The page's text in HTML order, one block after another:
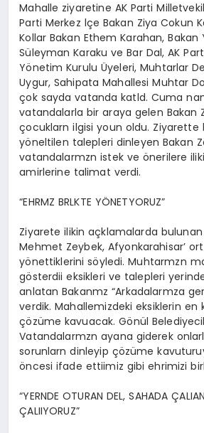
TEKNOLOJI
Mahalle ziyaretine AK Parti
Parti Merkez lçe Bakan Ziya Cokun
Kollar Bakan Ethem Karahan,
Süleyman Karaku ve Bar Dal, AK
Yönetim Kurulu Üyeleri, Muhtarlar
Uygur, Sahipata Mahallesi Muhtar
çok sayda vatanda katld. Cuma
vatandalarla bir araya gelen Bakan
çocuklarn ilgisi youn oldu. Ziyarette
yöneltilen talepleri dinleyen Bakan
vatandalarmzn istek ve önerilere
amirlerine talimat verdi.
“EHRMZ BRLKTE YÖNETYORUZ”
Ziyarete ilikin açklamalarda
Mehmet Zeybek, Afyonkarahisar’
yönettiklerini söyledi. Muhtarmzn
gösterdii eksikleri ve talepleri
anlatan Bakanmz “Arkadalarmza
verdik. Mahallemizdeki eksiklerin en
çözüme kavuacak. Gönül
Vatandalarmzn ayana giderek
sorunlarn dinleyip çözüme
öncesi ifade ettiimiz gibi ehrimizi
“YERNDE OTURAN DEL, SAHADA
ÇALIIYORUZ”